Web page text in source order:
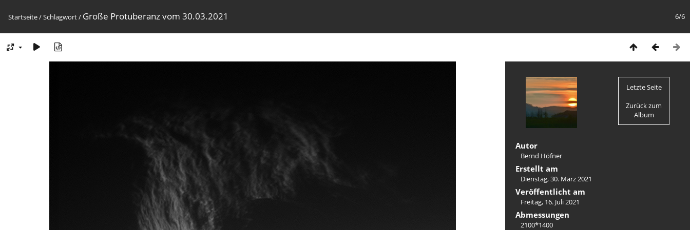
6/6
Startseite/Schlagwort/ Große Protuberanz vom 30.03.2021
Letzte Seite
Zurück zum
Album
Autor
Bernd Höfner
Erstellt am
Dienstag, 30. März 2021
Veröffentlicht am
Freitag, 16. Juli 2021
Abmessungen
2100*1400